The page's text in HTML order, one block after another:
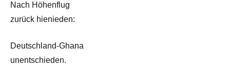
Nach Höhenflug
zurück hienieden:
Deutschland-Ghana
unentschieden.